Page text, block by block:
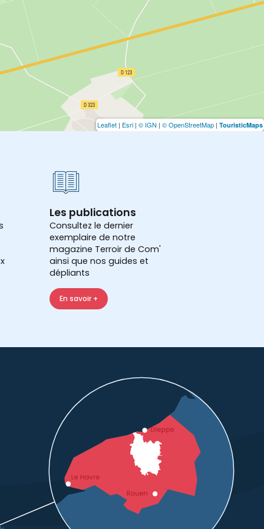
Leaflet | Esri | © IGN | © OpenStreetMap | TouristicMaps
Les publications
Consultez le dernier
exemplaire de notre
magazine Terroir de Com'
ainsi que nos guides et
dépliants
En savoir +